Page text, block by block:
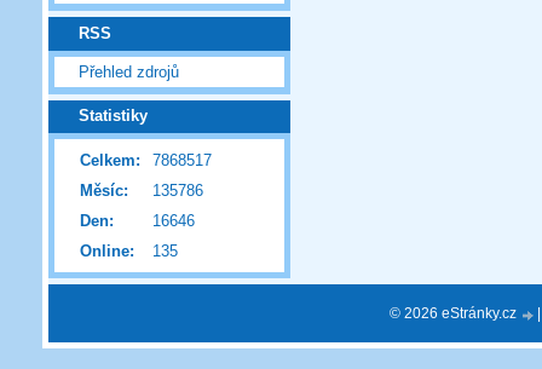
RSS
Přehled zdrojů
Statistiky
Online: 135
Celkem:
7868517
Měsíc:
135786
Den:
16646
© 2026 eStránky.cz